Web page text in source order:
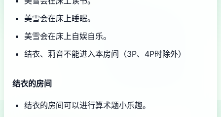
美雪会在床上睡眠。
美雪会在床上自娱自乐。
结衣、莉音不能进入本房间（3P、4P时除外）
结衣的房间
结衣的房间可以进行算术题小乐趣。